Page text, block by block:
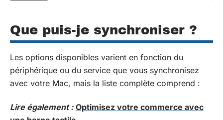
Que puis-je synchroniser ?
Les options disponibles varient en fonction du
périphérique ou du service que vous synchronisez
avec votre Mac, mais la liste complète comprend :
Lire également : Optimisez votre commerce avec